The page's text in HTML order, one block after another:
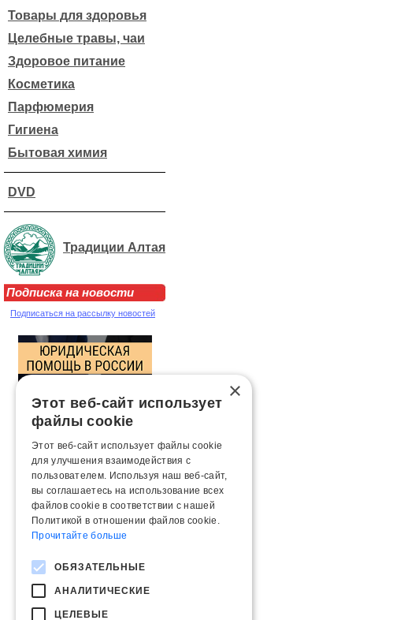
Товары для здоровья
Целебные травы, чаи
Здоровое питание
Косметика
Парфюмерия
Гигиена
Бытовая химия
DVD
Традиции Алтая
Подписка на новости
Подписаться на рассылку новостей
×
Этот веб-сайт использует
файлы cookie
Этот веб-сайт использует файлы cookie
для улучшения взаимодействия с
пользователем. Используя наш веб-сайт,
вы соглашаетесь на использование всех
файлов cookie в соответствии с нашей
Политикой в ​​отношении файлов cookie.
Прочитайте больше
ОБЯЗАТЕЛЬНЫЕ
АНАЛИТИЧЕСКИЕ
ЦЕЛЕВЫЕ